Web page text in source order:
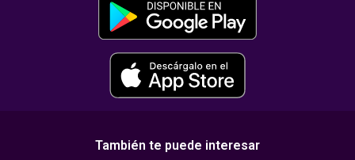
También te puede interesar